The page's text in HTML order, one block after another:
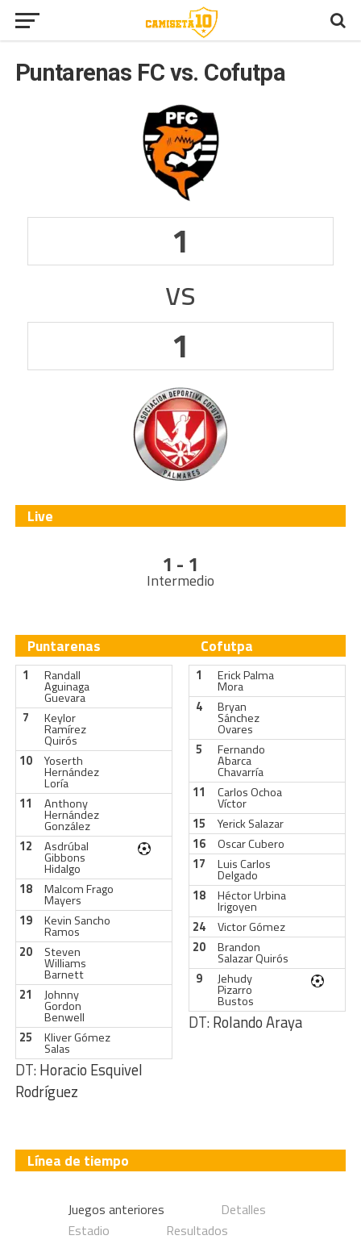
Puntarenas FC vs. Cofutpa
1
vs
1
Live
1 - 1
Intermedio
Puntarenas
1 Randall
Aguinaga
Guevara
7
Keylor
Ramírez
Quirós
10
Yoserth
Hernández
Loría
11
Anthony
Hernández
González
12
Asdrúbal
Gibbons
Hidalgo
18
Malcom Frago
Mayers
19
Kevin Sancho
Ramos
20
Steven
Williams
Barnett
21
Johnny
Gordon
Benwell
25
Kliver Gómez
Salas
DT:Horacio Esquivel
Rodríguez
Cofutpa
1 Erick Palma
Mora
4
Bryan
Sánchez
Ovares
5
Fernando
Abarca
Chavarría
11
Carlos Ochoa
Víctor
15
Yerick Salazar
16
Oscar Cubero
17
Luis Carlos
Delgado
18
Héctor Urbina
Irigoyen
24
Victor Gómez
20
Brandon
Salazar Quirós
9
Jehudy
Pizarro
Bustos
DT:Rolando Araya
Línea de tiempo
Juegos anteriores
Detalles
Estadio
Resultados